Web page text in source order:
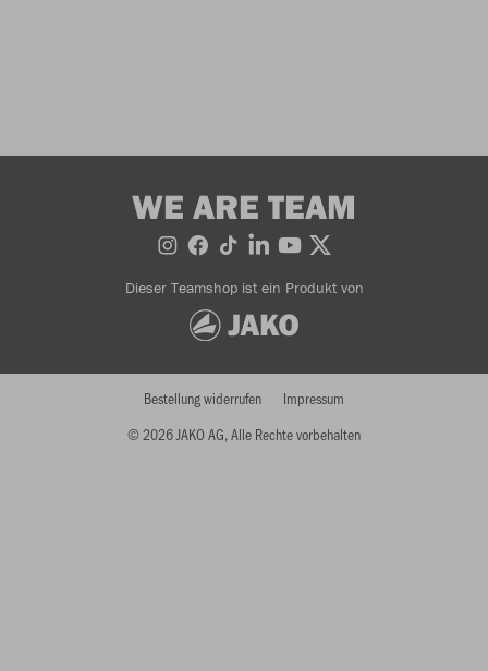
WE ARE TEAM
Dieser Teamshop ist ein Produkt von
© 2026 JAKO AG, Alle Rechte vorbehalten
Bestellung widerrufen Impressum